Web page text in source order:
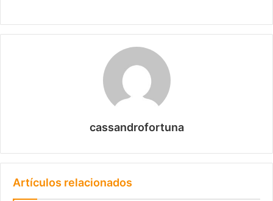
cassandrofortuna
Artículos relacionados